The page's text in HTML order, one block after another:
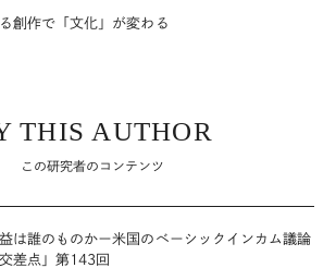
創作で「文化」が変わる
THIS AUTHOR
この研究者のコンテンツ
は誰のものかー米国のベーシックインカム議論
差点」第143回